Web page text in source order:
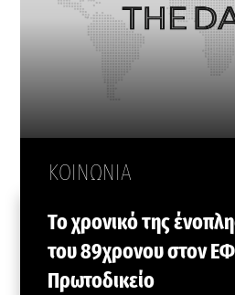
ΚΟΙΝΩΝΙΑ
Το χρονικό της
του 89χρονου στον
Πρωτοδικείο